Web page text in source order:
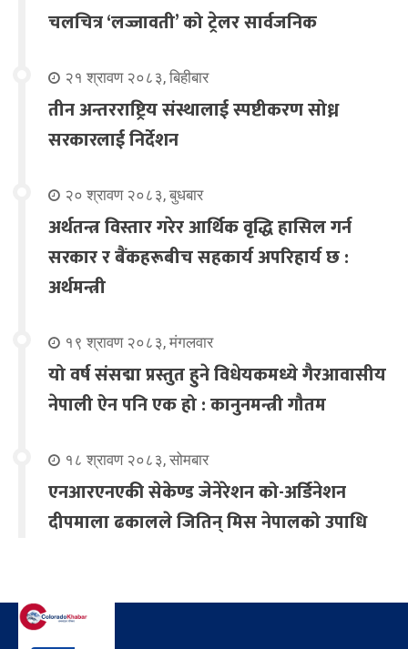
चलचित्र ‘लज्जावती’ को ट्रेलर सार्वजनिक
२१ श्रावण २०८३, बिहीबार
तीन अन्तरराष्ट्रिय संस्थालाई स्पष्टीकरण सोध्न
सरकारलाई निर्देशन
२० श्रावण २०८३, बुधबार
अर्थतन्त्र विस्तार गरेर आर्थिक वृद्धि हासिल गर्न
सरकार र बैंकहरूबीच सहकार्य अपरिहार्य छ :
अर्थमन्त्री
१९ श्रावण २०८३, मंगलवार
यो वर्ष संसद्मा प्रस्तुत हुने विधेयकमध्ये गैरआवासीय
नेपाली ऐन पनि एक हो : कानुनमन्त्री गौतम
१८ श्रावण २०८३, सोमबार
एनआरएनएकी सेकेण्ड जेनेरेशन को-अर्डिनेशन
दीपमाला ढकालले जितिन् मिस नेपालको उपाधि